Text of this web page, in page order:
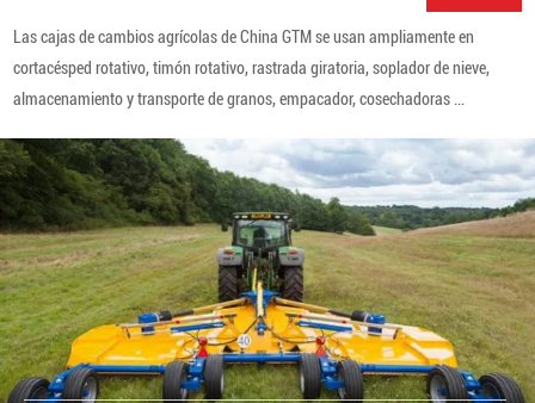
Las cajas de cambios agrícolas de China GTM se usan ampliamente en
cortacésped rotativo, timón rotativo, rastrada giratoria, soplador de nieve,
almacenamiento y transporte de granos, empacador, cosechadoras ...